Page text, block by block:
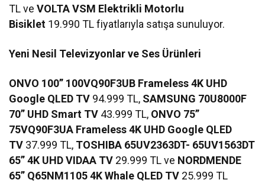
TL veVOLTA VSM Elektrikli Motorlu
Bisiklet 19.990 TL fiyatlarıyla satışa sunuluyor.
Yeni Nesil Televizyonlar ve Ses Ürünleri
ONVO 100” 100VQ90F3UB Frameless 4K UHD
Google QLED TV 94.999 TL, SAMSUNG 70U8000F
70” UHD Smart TV 43.999 TL, ONVO 75”
75VQ90F3UA Frameless 4K UHD Google QLED
TV 37.999 TL, TOSHIBA 65UV2363DT- 65UV1563DT
65” 4K UHD VIDAA TV 29.999 TL ve NORDMENDE
65” Q65NM1105 4K Whale QLED TV 25.999 TL